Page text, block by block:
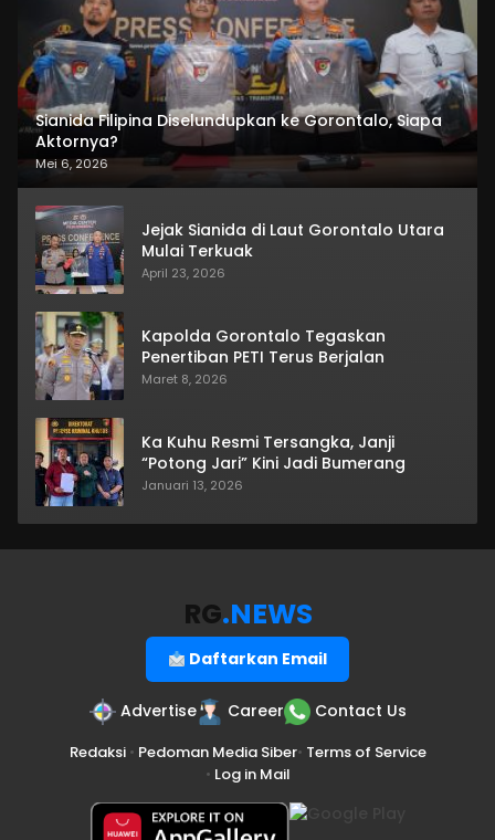
Sianida Filipina Diselundupkan ke Gorontalo, Siapa
Aktornya?
Mei 6, 2026
Jejak Sianida di Laut Gorontalo Utara
Mulai Terkuak
April 23, 2026
Kapolda Gorontalo Tegaskan
Penertiban PETI Terus Berjalan
Maret 8, 2026
Ka Kuhu Resmi Tersangka, Janji
“Potong Jari” Kini Jadi Bumerang
Januari 13, 2026
RG.NEWS
Daftarkan Email
Advertise Career Contact Us
Redaksi• Pedoman Media Siber• Terms of Service
• Log in Mail